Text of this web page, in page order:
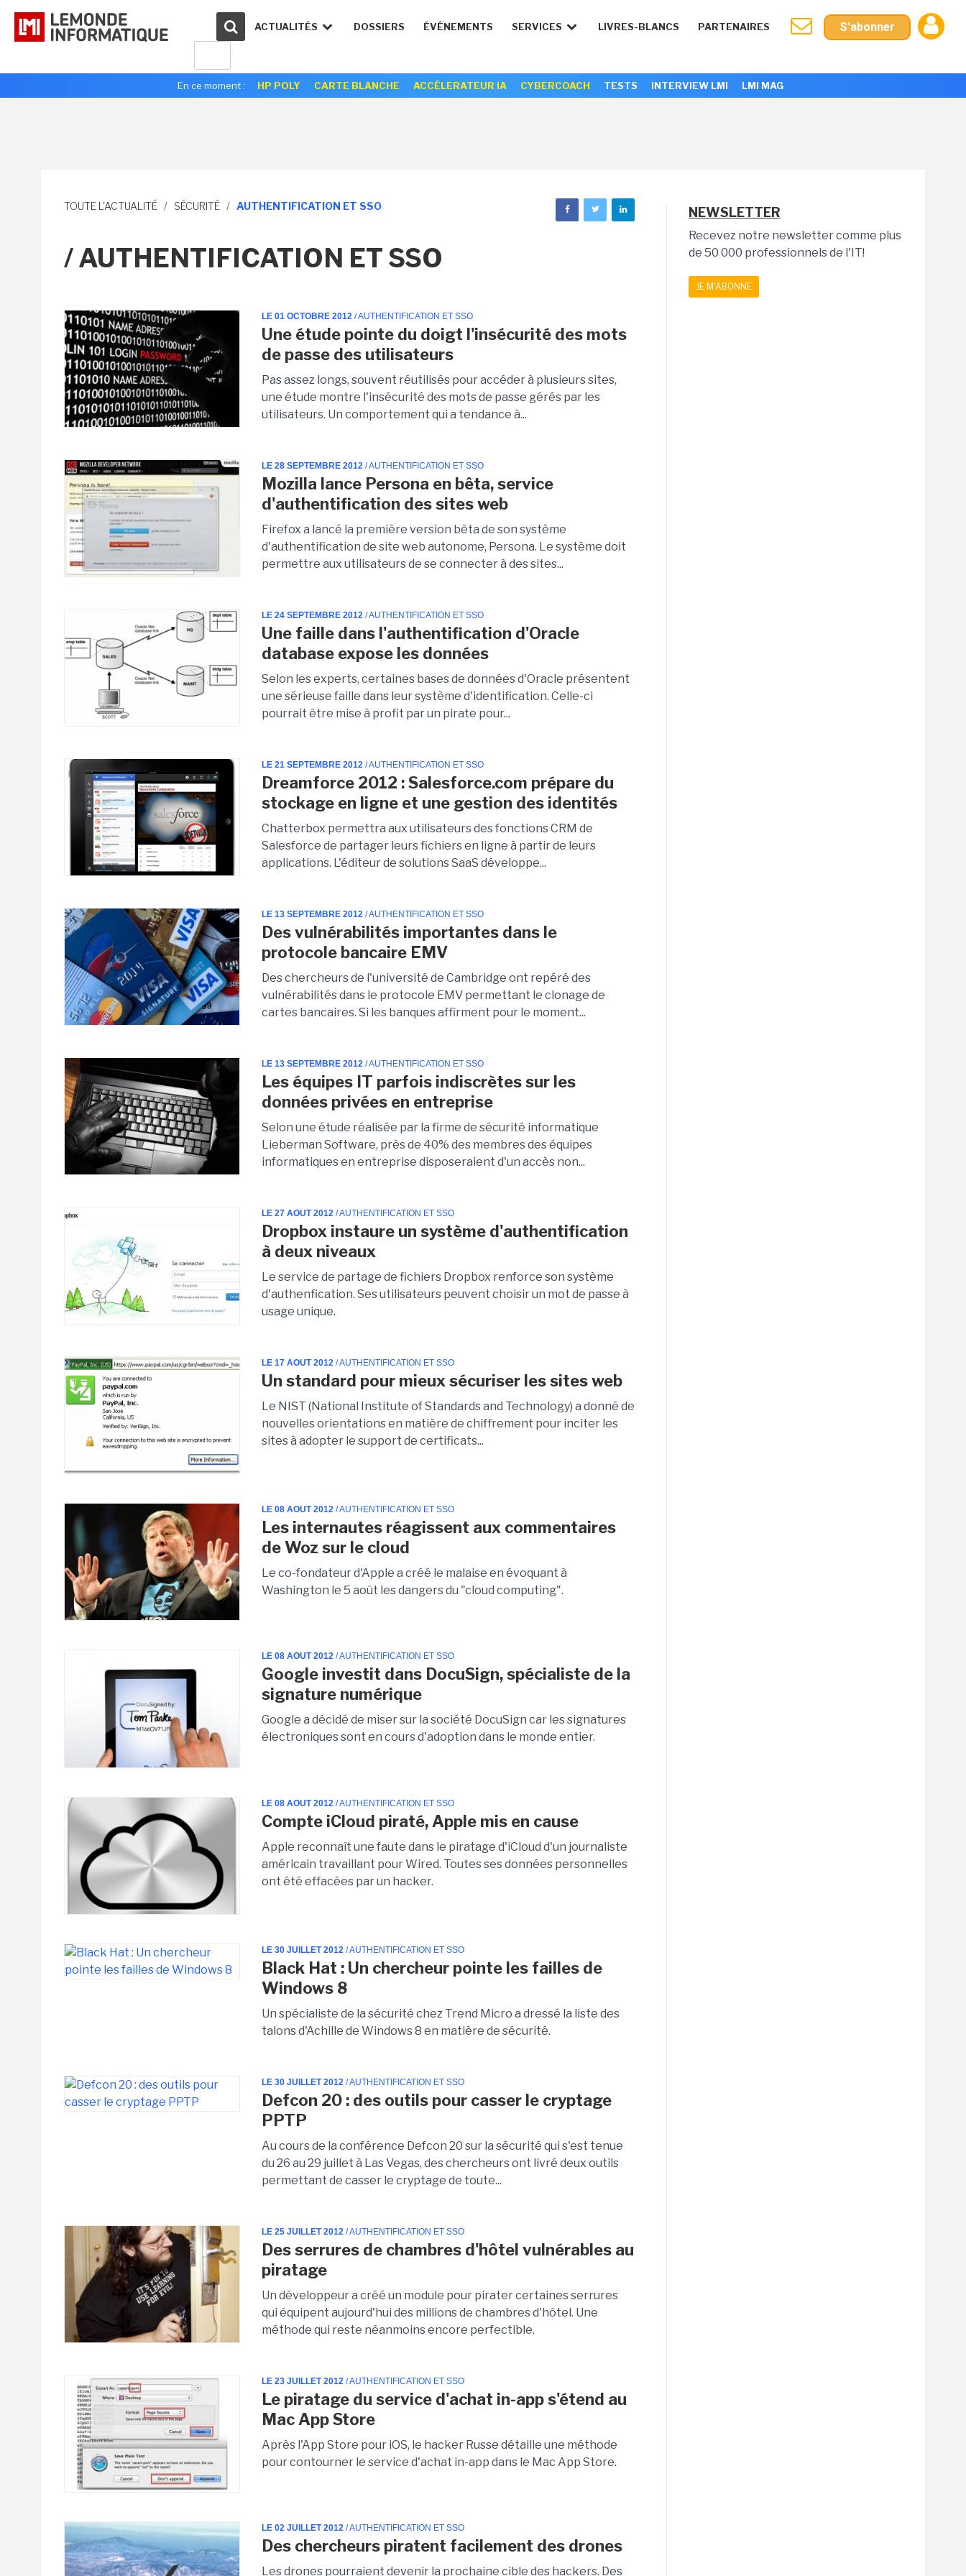
ACTUALITÉS DOSSIERS ÉVÉNEMENTS SERVICES LIVRES-BLANCS PARTENAIRES S'abonner
En ce moment : HP POLY CARTE BLANCHE ACCÉLERATEUR IA CYBERCOACH TESTS INTERVIEW LMI LMI MAG
TOUTE L'ACTUALITÉ / SÉCURITÉ / AUTHENTIFICATION ET SSO
/ AUTHENTIFICATION ET SSO
LE 01 OCTOBRE 2012 / AUTHENTIFICATION ET SSO
Une étude pointe du doigt l'insécurité des mots
de passe des utilisateurs
Pas assez longs, souvent réutilisés pour accéder à plusieurs sites,
une étude montre l'insécurité des mots de passe gérés par les
utilisateurs. Un comportement qui a tendance à...
LE 28 SEPTEMBRE 2012 / AUTHENTIFICATION ET SSO
Mozilla lance Persona en bêta, service
d'authentification des sites web
Firefox a lancé la première version bêta de son système
d'authentification de site web autonome, Persona. Le système doit
permettre aux utilisateurs de se connecter à des sites...
LE 24 SEPTEMBRE 2012 / AUTHENTIFICATION ET SSO
Une faille dans l'authentification d'Oracle
database expose les données
Selon les experts, certaines bases de données d'Oracle présentent
une sérieuse faille dans leur système d'identification. Celle-ci
pourrait être mise à profit par un pirate pour...
LE 21 SEPTEMBRE 2012 / AUTHENTIFICATION ET SSO
Dreamforce 2012 : Salesforce.com prépare du
stockage en ligne et une gestion des identités
Chatterbox permettra aux utilisateurs des fonctions CRM de
Salesforce de partager leurs fichiers en ligne à partir de leurs
applications. L'éditeur de solutions SaaS développe...
LE 13 SEPTEMBRE 2012 / AUTHENTIFICATION ET SSO
Des vulnérabilités importantes dans le
protocole bancaire EMV
Des chercheurs de l'université de Cambridge ont repéré des
vulnérabilités dans le protocole EMV permettant le clonage de
cartes bancaires. Si les banques affirment pour le moment...
LE 13 SEPTEMBRE 2012 / AUTHENTIFICATION ET SSO
Les équipes IT parfois indiscrètes sur les
données privées en entreprise
Selon une étude réalisée par la firme de sécurité informatique
Lieberman Software, près de 40% des membres des équipes
informatiques en entreprise disposeraient d'un accès non...
LE 27 AOUT 2012 / AUTHENTIFICATION ET SSO
Dropbox instaure un système d'authentification
à deux niveaux
Le service de partage de fichiers Dropbox renforce son système
d'authenfication. Ses utilisateurs peuvent choisir un mot de passe à
usage unique.
LE 17 AOUT 2012 / AUTHENTIFICATION ET SSO
Un standard pour mieux sécuriser les sites web
Le NIST (National Institute of Standards and Technology) a donné de
nouvelles orientations en matière de chiffrement pour inciter les
sites à adopter le support de certificats...
LE 08 AOUT 2012 / AUTHENTIFICATION ET SSO
Les internautes réagissent aux commentaires
de Woz sur le cloud
Le co-fondateur d'Apple a créé le malaise en évoquant à
Washington le 5 août les dangers du "cloud computing".
LE 08 AOUT 2012 / AUTHENTIFICATION ET SSO
Google investit dans DocuSign, spécialiste de la
signature numérique
Google a décidé de miser sur la société DocuSign car les signatures
électroniques sont en cours d'adoption dans le monde entier.
LE 08 AOUT 2012 / AUTHENTIFICATION ET SSO
Compte iCloud piraté, Apple mis en cause
Apple reconnaît une faute dans le piratage d'iCloud d'un journaliste
américain travaillant pour Wired. Toutes ses données personnelles
ont été effacées par un hacker.
LE 30 JUILLET 2012 / AUTHENTIFICATION ET SSO
Black Hat : Un chercheur pointe les failles de
Windows 8
Un spécialiste de la sécurité chez Trend Micro a dressé la liste des
talons d'Achille de Windows 8 en matière de sécurité.
LE 30 JUILLET 2012 / AUTHENTIFICATION ET SSO
Defcon 20 : des outils pour casser le cryptage
PPTP
Au cours de la conférence Defcon 20 sur la sécurité qui s'est tenue
du 26 au 29 juillet à Las Vegas, des chercheurs ont livré deux outils
permettant de casser le cryptage de toute...
LE 25 JUILLET 2012 / AUTHENTIFICATION ET SSO
Des serrures de chambres d'hôtel vulnérables au
piratage
Un développeur a créé un module pour pirater certaines serrures
qui équipent aujourd'hui des millions de chambres d'hôtel. Une
méthode qui reste néanmoins encore perfectible.
LE 23 JUILLET 2012 / AUTHENTIFICATION ET SSO
Le piratage du service d'achat in-app s'étend au
Mac App Store
Après l'App Store pour iOS, le hacker Russe détaille une méthode
pour contourner le service d'achat in-app dans le Mac App Store.
LE 02 JUILLET 2012 / AUTHENTIFICATION ET SSO
Des chercheurs piratent facilement des drones
Les drones pourraient devenir la prochaine cible des hackers. Des
NEWSLETTER
Recevez notre newsletter comme plus
de 50 000 professionnels de l'IT!
JE M'ABONNE